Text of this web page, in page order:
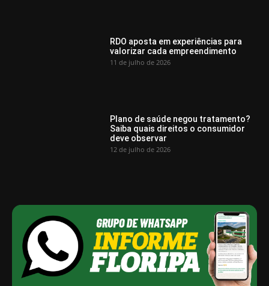
RDO aposta em experiências para
valorizar cada empreendimento
11 de julho de 2026
Plano de saúde negou tratamento?
Saiba quais direitos o consumidor
deve observar
12 de julho de 2026